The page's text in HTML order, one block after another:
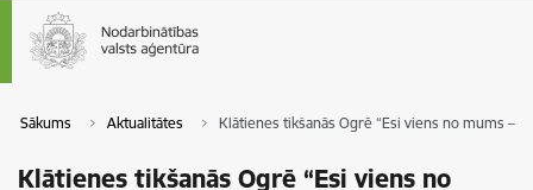
Sākums Aktualitātes Klātienes tikšanās Ogrē “Esi viens no mums –
Klātienes tikšanās Ogrē “Esi viens no